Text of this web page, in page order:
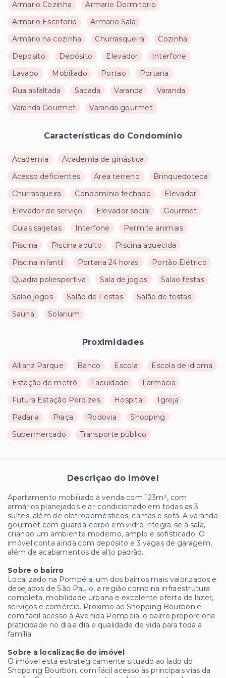
Armario Cozinha
Armario Dormitorio
Armario Escritorio
Armario Sala
Armário na cozinha
Churrasqueira
Cozinha
Deposito
Depósito Elevador
Interfone
Lavabo
Mobiliado Portao
Portaria
Rua asfaltada
Sacada Varanda
Varanda
Varanda Gourmet
Varanda gourmet
Características do Condomínio
Academia
Academia de ginástica
Acesso deficientes
Area terreno
Brinquedoteca
Churrasqueira
Condomínio fechado
Elevador
Elevador de serviço
Elevador social
Gourmet
Guias sarjetas
Interfone
Permite animais
Piscina
Piscina adulto
Piscina aquecida
Piscina infantil
Portaria 24 horas
Portão Elétrico
Quadra poliesportiva
Sala de jogos
Salao festas
Salao jogos
Salão de Festas
Salão de festas
Sauna
Solarium
Proximidades
Allianz Parque Banco Escola
Escola de idioma
Estação de metrô
Faculdade
Farmácia
Futura Estação Perdizes
Hospital
Igreja
Padaria
Praça Rodovia
Shopping
Supermercado
Transporte público
Descrição do imóvel
Apartamento mobiliado à venda com 123m², com
armários planejados e ar-condicionado em todas as 3
suítes, além de eletrodomésticos, camas e sofá. A varanda
gourmet com guarda-corpo em vidro integra-se à sala,
criando um ambiente moderno, amplo e sofisticado. O
imóvel conta ainda com depósito e 3 vagas de garagem,
além de acabamentos de alto padrão.
Sobre o bairro
Localizado na Pompéia, um dos bairros mais valorizados e
desejados de São Paulo, a região combina infraestrutura
completa, mobilidade urbana e excelente oferta de lazer,
serviços e comércio. Próximo ao Shopping Bourbon e
com fácil acesso à Avenida Pompeia, o bairro proporciona
praticidade no dia a dia e qualidade de vida para toda a
família.
Sobre a localização do imóvel
O imóvel está estrategicamente situado ao lado do
Shopping Bourbon, com fácil acesso às principais vias da